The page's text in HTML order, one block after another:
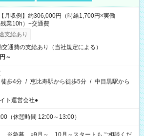
月収例】約306,000円（時給1,700円×実働
業10h）+交通費
支給あり
交通費の支給あり（当社規定による）
～
歩4分 / 恵比寿駅から徒歩5分 / 中目黒駅から
ト運営会社●
（休憩時間 12:00～13:00）
※急募 ○9月～、10月～スタートもご相談くだ